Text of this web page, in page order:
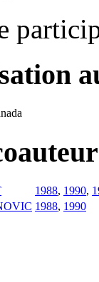
1988, 1990,
1988, 1990